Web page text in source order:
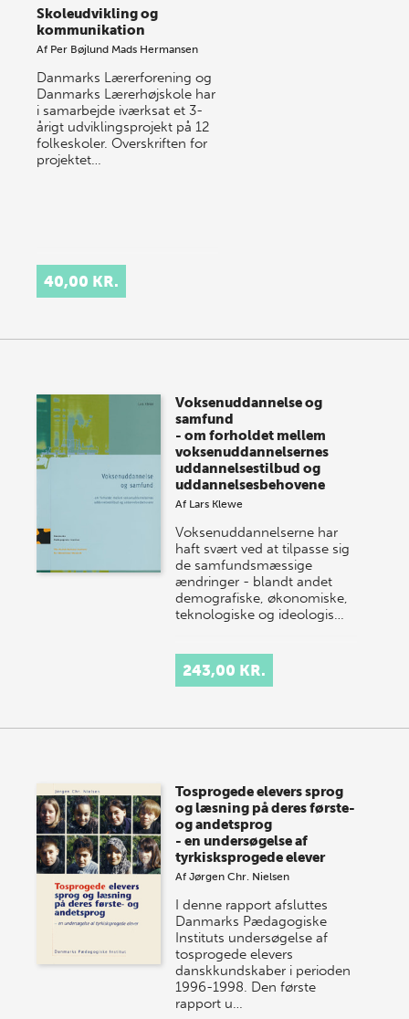
Skoleudvikling og
kommunikation
Af Per Bøjlund Mads Hermansen
Danmarks Lærerforening og
Danmarks Lærerhøjskole har
i samarbejde iværksat et 3-
årigt udviklingsprojekt på 12
folkeskoler. Overskriften for
projektet…
40,00 KR.
Voksenuddannelse og
samfund
- om forholdet mellem
voksenuddannelsernes
uddannelsestilbud og
uddannelsesbehovene
Af Lars Klewe
Voksenuddannelserne har
haft svært ved at tilpasse sig
de samfundsmæssige
ændringer - blandt andet
demografiske, økonomiske,
teknologiske og ideologis…
243,00 KR.
Tosprogede elevers sprog
og læsning på deres første-
og andetsprog
- en undersøgelse af
tyrkisksprogede elever
AfJørgen Chr. Nielsen
I denne rapport afsluttes
Danmarks Pædagogiske
Instituts undersøgelse af
tosprogede elevers
danskkundskaber i perioden
1996-1998. Den første
rapport u…